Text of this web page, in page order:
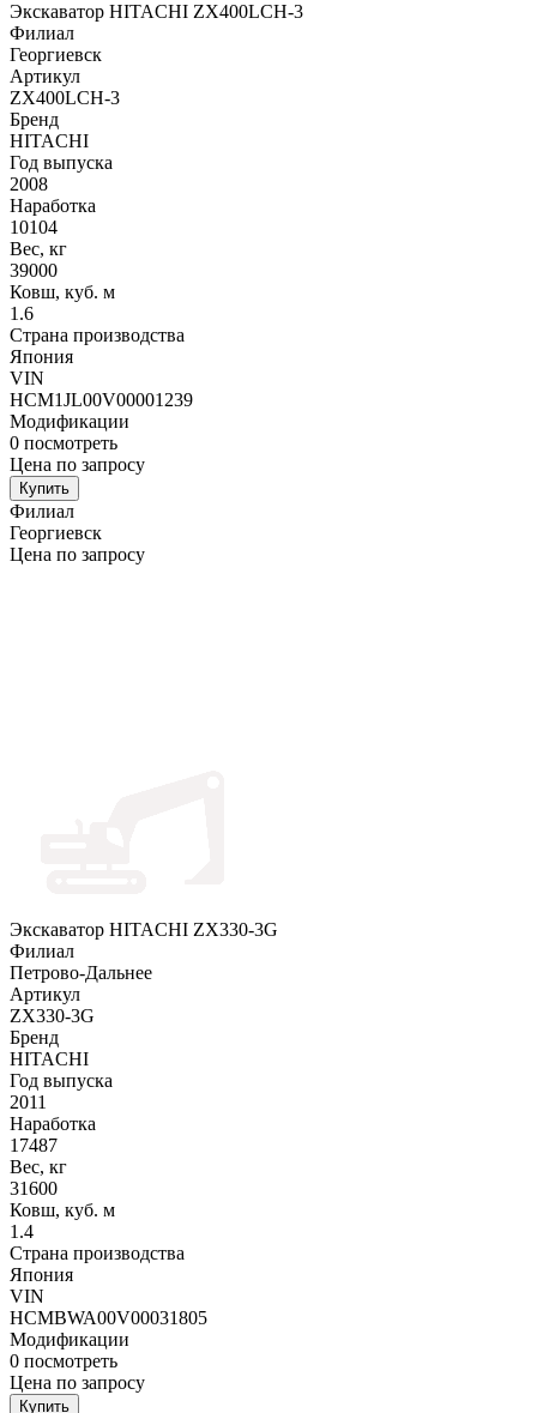
Экскаватор HITACHI ZX400LCH-3
Филиал
Георгиевск
Артикул
ZX400LCH-3
Бренд
HITACHI
Год выпуска
2008
Наработка
10104
Вес, кг
39000
Ковш, куб. м
1.6
Страна производства
Япония
VIN
HCM1JL00V00001239
Модификации
0 посмотреть
Цена по запросу
Купить
Филиал
Георгиевск
Цена по запросу
Экскаватор HITACHI ZX330-3G
Филиал
Петрово-Дальнее
Артикул
ZX330-3G
Бренд
HITACHI
Год выпуска
2011
Наработка
17487
Вес, кг
31600
Ковш, куб. м
1.4
Страна производства
Япония
VIN
HCMBWA00V00031805
Модификации
0 посмотреть
Цена по запросу
Купить